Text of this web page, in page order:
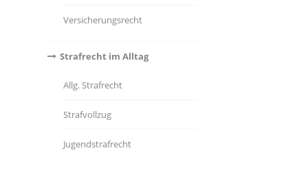
Versicherungsrecht
Strafrecht im Alltag
Allg. Strafrecht
Strafvollzug
Jugendstrafrecht